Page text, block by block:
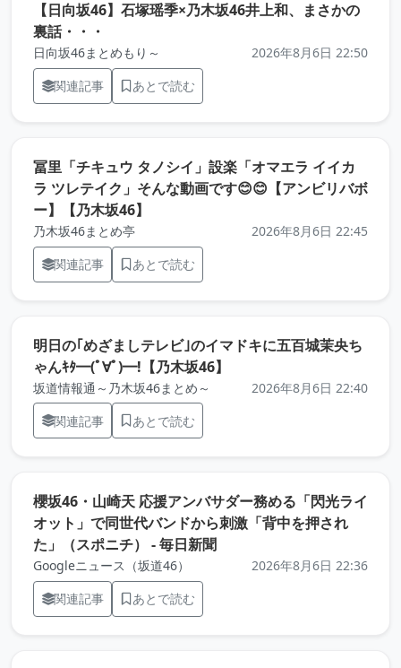
【日向坂46】石塚瑶季×乃木坂46井上和、まさかの
裏話・・・
日向坂46まとめもり～
2026年8月6日 22:50
関連記事
あとで読む
冨里「チキュウ タノシイ」設楽「オマエラ イイカ
ラ ツレテイク」そんな動画です😊😊【アンビリバボ
ー】【乃木坂46】
乃木坂46まとめ亭
2026年8月6日 22:45
関連記事
あとで読む
明日の｢めざましテレビ｣のイマドキに五百城茉央ち
ゃんｷﾀ━(ﾟ∀ﾟ)━!【乃木坂46】
坂道情報通～乃木坂46まとめ～
2026年8月6日 22:40
関連記事
あとで読む
櫻坂46・山崎天 応援アンバサダー務める「閃光ライ
オット」で同世代バンドから刺激「背中を押され
た」（スポニチ） - 毎日新聞（元記事を新しいタブで開
Googleニュース（坂道46）
2026年8月6日 22:36
関連記事
あとで読む